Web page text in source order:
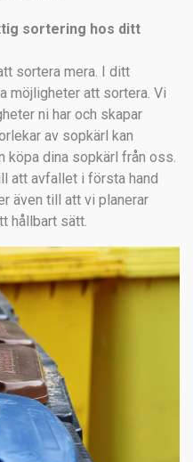
sortering hos ditt
sortera mera. I ditt
möjligheter att sortera. Vi
ni har och skapar
av sopkärl kan
köpa dina sopkärl från oss.
att avfallet i första hand
även till att vi planerar
hållbart sätt.